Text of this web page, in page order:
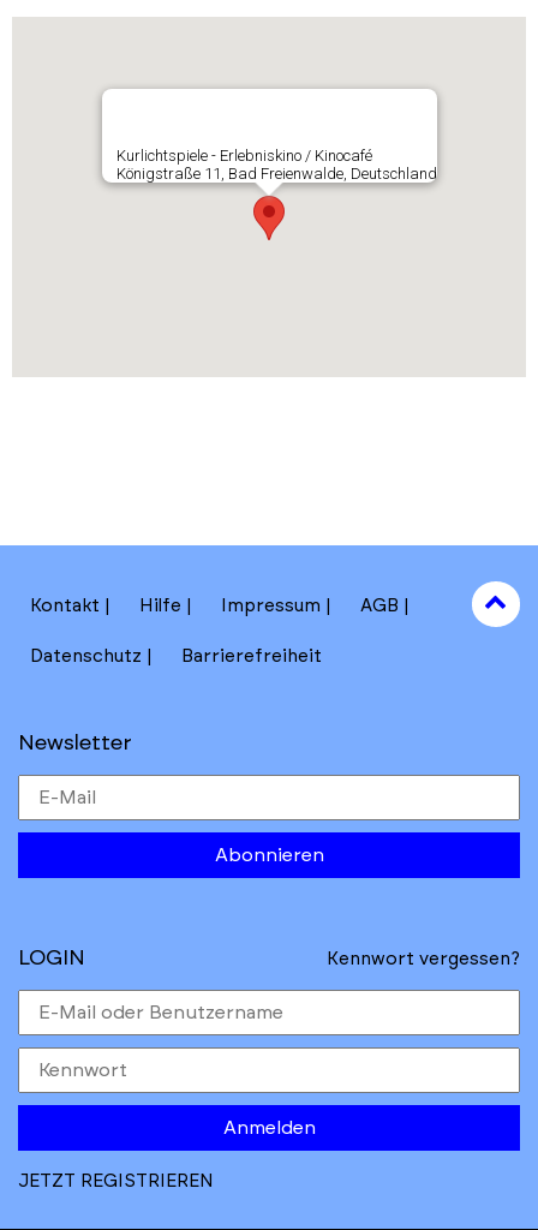
Kurlichtspiele - Erlebniskino / Kinocafé
Königstraße 11, Bad Freienwalde, Deutschland
Kontakt Hilfe Impressum AGB
Datenschutz Barrierefreiheit
Newsletter
Abonnieren
to
top
LOGIN Kennwort vergessen?
Anmelden
JETZT REGISTRIEREN